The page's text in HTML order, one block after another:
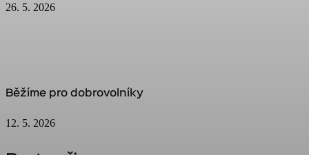
26. 5. 2026
Běžíme pro dobrovolníky
12. 5. 2026